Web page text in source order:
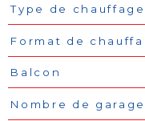
Type de chauffage
Format de
Balcon
Nombre de garage